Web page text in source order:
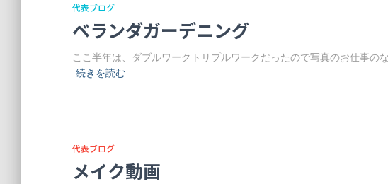
代表ブログ
ベランダガーデニング
ここ半年は、ダブルワークトリプルワークだったので写真のお仕事の
続きを読む…
代表ブログ
メイク動画